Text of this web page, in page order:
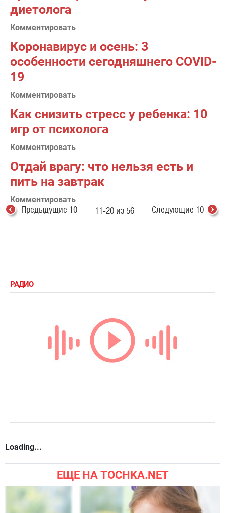
диетолога
Комментировать
Коронавирус и осень: 3
особенности сегодняшнего COVID-
19
Комментировать
Как снизить стресс у ребенка: 10
игр от психолога
Комментировать
Отдай врагу: что нельзя есть и
пить на завтрак
Комментировать
Предыдущие 10 Следующие 10
11-20 из 56
РАДИО
Loading...
ЕЩЕ НА TOCHKA.NET